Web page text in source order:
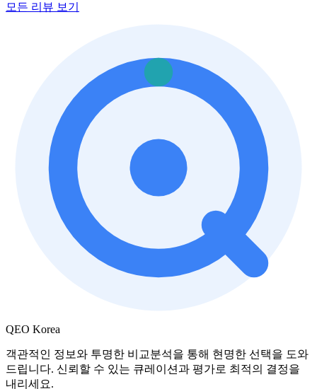
모든 리뷰 보기
QEO Korea
객관적인 정보와 투명한 비교분석을 통해 현명한 선택을 도와
드립니다. 신뢰할 수 있는 큐레이션과 평가로 최적의 결정을
내리세요.